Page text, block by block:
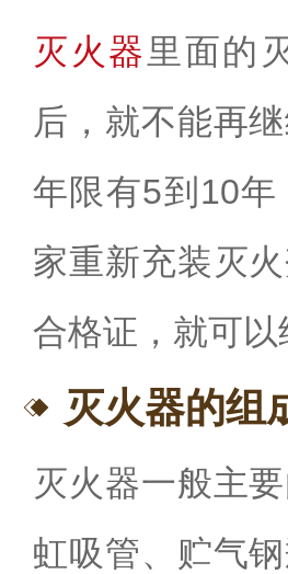
灭火器里面的
后， 就不能再
年限有5到 10年
家重新充装灭
合格证，就可以
灭火器的组
灭火器一般主
虹吸管、贮气